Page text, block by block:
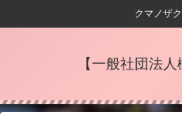
クマノザ
【一般社団法人